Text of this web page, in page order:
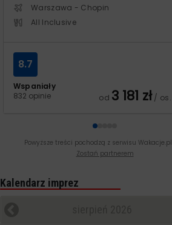
Warszawa - Chopin
All Inclusive
Wspaniały
832 opinie
8.7
od 3 181 zł/ os.
Powyższe treści pochodzą z serwisu Wakacje.pl
Zostań partnerem
Kalendarz imprez